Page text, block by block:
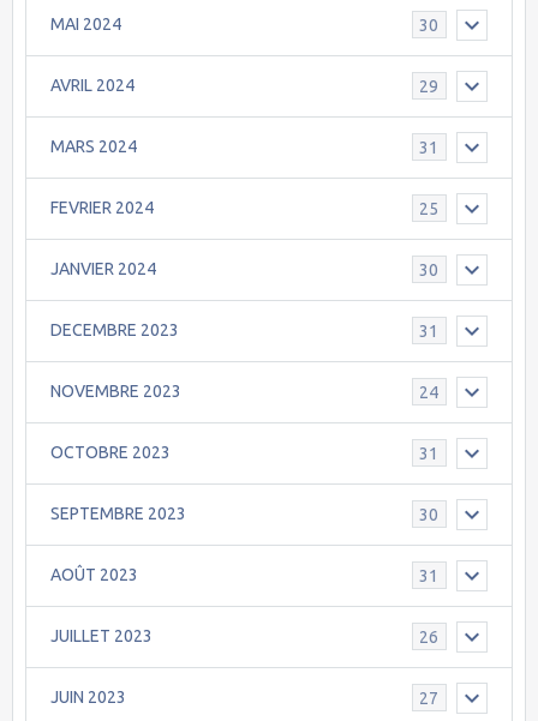
MAI 2024 30
AVRIL 2024 29
MARS 2024 31
FEVRIER 2024 25
JANVIER 2024 30
DECEMBRE 2023 31
NOVEMBRE 2023 24
OCTOBRE 2023 31
SEPTEMBRE 2023 30
AOÛT 2023 31
JUILLET 2023 26
JUIN 2023 27